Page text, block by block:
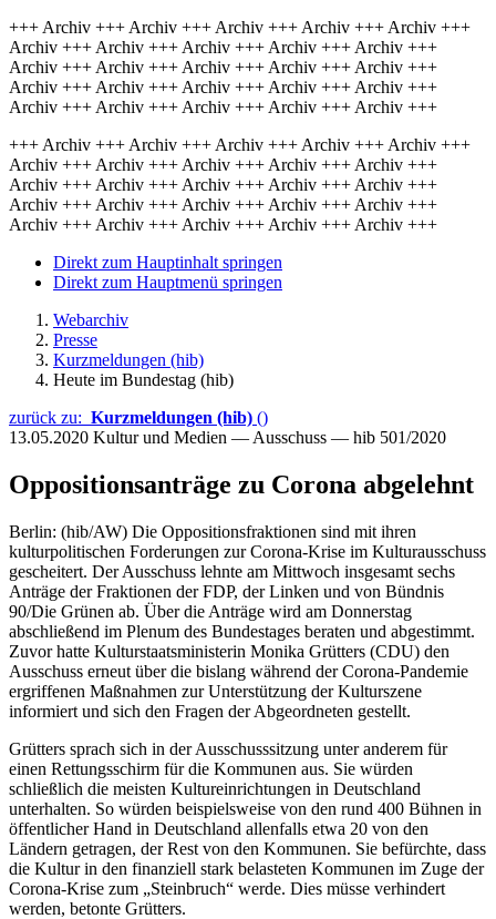
+++ Archiv +++ Archiv +++ Archiv +++ Archiv +++ Archiv +++
Archiv +++ Archiv +++ Archiv +++ Archiv +++ Archiv +++
Archiv +++ Archiv +++ Archiv +++ Archiv +++ Archiv +++
Archiv +++ Archiv +++ Archiv +++ Archiv +++ Archiv +++
Archiv +++ Archiv +++ Archiv +++ Archiv +++ Archiv +++
+++ Archiv +++ Archiv +++ Archiv +++ Archiv +++ Archiv +++
Archiv +++ Archiv +++ Archiv +++ Archiv +++ Archiv +++
Archiv +++ Archiv +++ Archiv +++ Archiv +++ Archiv +++
Archiv +++ Archiv +++ Archiv +++ Archiv +++ Archiv +++
Archiv +++ Archiv +++ Archiv +++ Archiv +++ Archiv +++
Direkt zum Hauptinhalt springen
Direkt zum Hauptmenü springen
Webarchiv
Presse
Kurzmeldungen (hib)
Heute im Bundestag (hib)
zurück zu: Kurzmeldungen (hib) ()
13.05.2020 Kultur und Medien — Ausschuss — hib 501/2020
Oppositionsanträge zu Corona abgelehnt
Berlin: (hib/AW) Die Oppositionsfraktionen sind mit ihren
kulturpolitischen Forderungen zur Corona-Krise im Kulturausschuss
gescheitert. Der Ausschuss lehnte am Mittwoch insgesamt sechs
Anträge der Fraktionen der FDP, der Linken und von Bündnis
90/Die Grünen ab. Über die Anträge wird am Donnerstag
abschließend im Plenum des Bundestages beraten und abgestimmt.
Zuvor hatte Kulturstaatsministerin Monika Grütters (CDU) den
Ausschuss erneut über die bislang während der Corona-Pandemie
ergriffenen Maßnahmen zur Unterstützung der Kulturszene
informiert und sich den Fragen der Abgeordneten gestellt.
Grütters sprach sich in der Ausschusssitzung unter anderem für
einen Rettungsschirm für die Kommunen aus. Sie würden
schließlich die meisten Kultureinrichtungen in Deutschland
unterhalten. So würden beispielsweise von den rund 400 Bühnen in
öffentlicher Hand in Deutschland allenfalls etwa 20 von den
Ländern getragen, der Rest von den Kommunen. Sie befürchte, dass
die Kultur in den finanziell stark belasteten Kommunen im Zuge der
Corona-Krise zum „Steinbruch“ werde. Dies müsse verhindert
werden, betonte Grütters.